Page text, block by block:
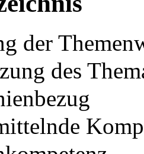
der
des